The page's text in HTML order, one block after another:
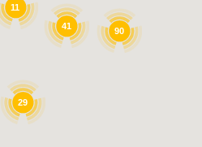
90
29
11
41